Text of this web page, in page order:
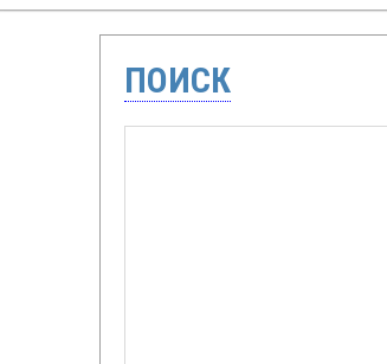
ПОИСК